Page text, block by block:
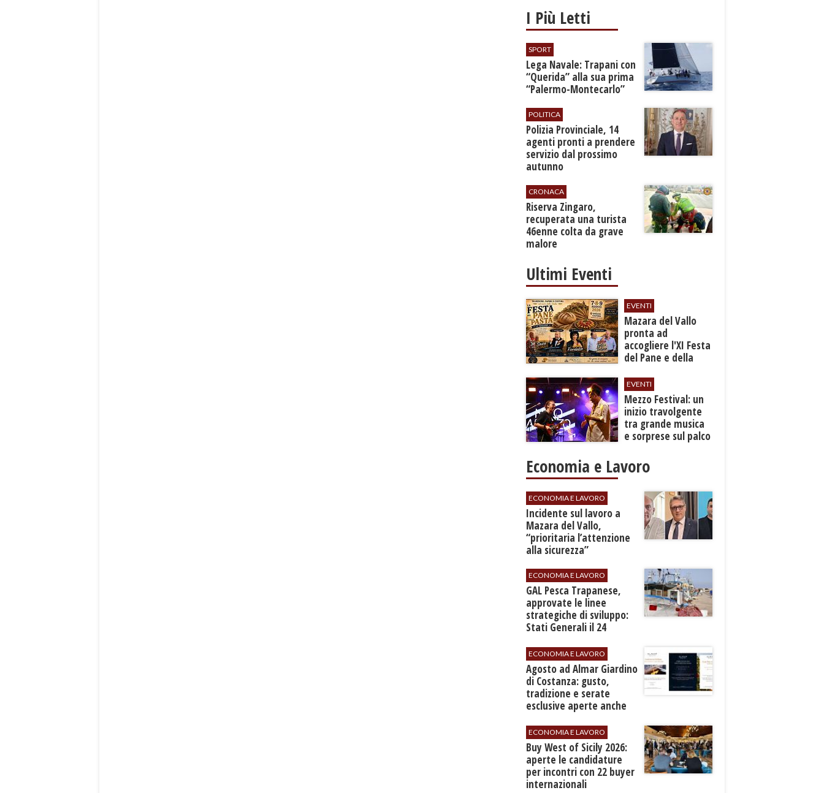
I Più Letti
SPORT
​Lega Navale: Trapani con
“Querida” alla sua prima
“Palermo-Montecarlo”
POLITICA
​Polizia Provinciale, 14
agenti pronti a prendere
servizio dal prossimo
autunno
CRONACA
​Riserva Zingaro,
recuperata una turista
46enne colta da grave
malore
Ultimi Eventi
EVENTI
Mazara del Vallo
pronta ad
accogliere l'XI Festa
del Pane e della
EVENTI
Mezzo Festival: un
inizio travolgente
tra grande musica
e sorprese sul palco
Economia e Lavoro
ECONOMIA E LAVORO
​Incidente sul lavoro a
Mazara del Vallo,
“prioritaria l’attenzione
alla sicurezza”
ECONOMIA E LAVORO
GAL Pesca Trapanese,
approvate le linee
strategiche di sviluppo:
Stati Generali il 24
ECONOMIA E LAVORO
Agosto ad Almar Giardino
di Costanza: gusto,
tradizione e serate
esclusive aperte anche
ECONOMIA E LAVORO
Buy West of Sicily 2026:
aperte le candidature
per incontri con 22 buyer
internazionali